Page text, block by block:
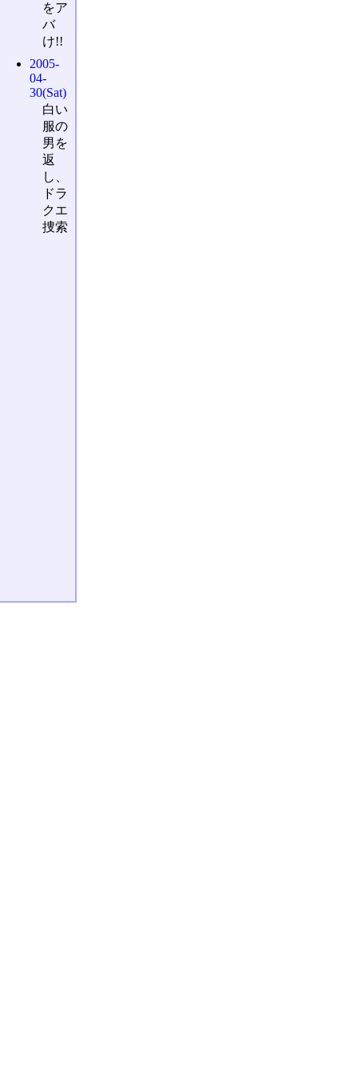
をア
バ
け!!
2005-
04-
30(Sat)
白い
服の
男を
返
し、
ドラ
クエ
捜索